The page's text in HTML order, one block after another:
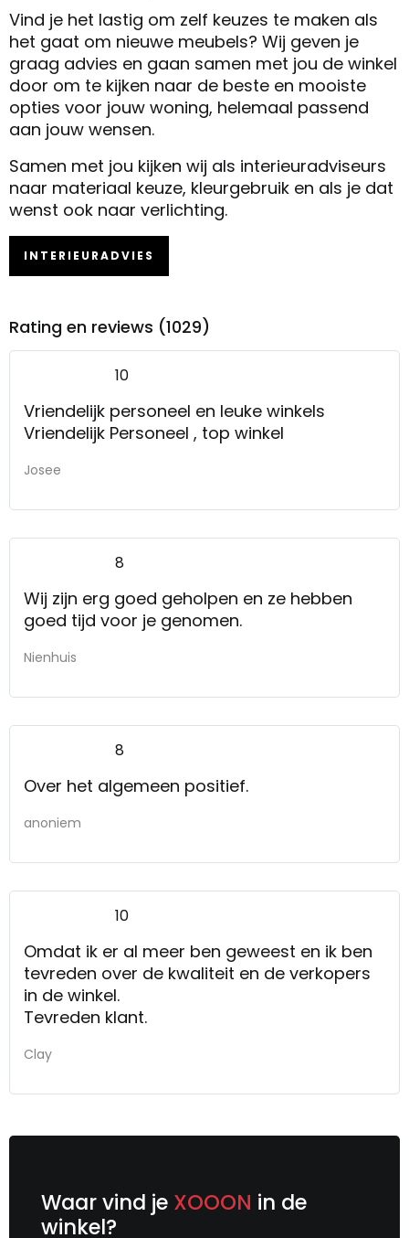
Vind je het lastig om zelf keuzes te maken als
het gaat om nieuwe meubels? Wij geven je
graag advies en gaan samen met jou de winkel
door om te kijken naar de beste en mooiste
opties voor jouw woning, helemaal passend
aan jouw wensen.
Samen met jou kijken wij als interieuradviseurs
naar materiaal keuze, kleurgebruik en als je dat
wenst ook naar verlichting.
INTERIEURADVIES
Rating en reviews (1029)
10
Vriendelijk personeel en leuke winkels
Vriendelijk Personeel , top winkel
Josee
8
Wij zijn erg goed geholpen en ze hebben
goed tijd voor je genomen.
Nienhuis
8
Over het algemeen positief.
anoniem
10
Omdat ik er al meer ben geweest en ik ben
tevreden over de kwaliteit en de verkopers
in de winkel.
Tevreden klant.
Clay
Waar vind je XOOON in de
winkel?